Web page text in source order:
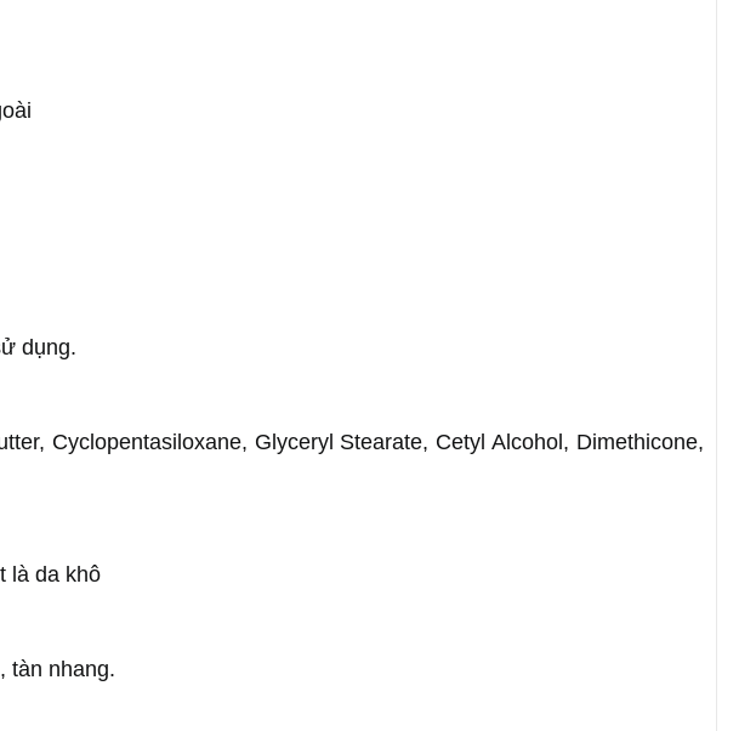
dụng.
Cyclopentasiloxane, Glyceryl Stearate, Cetyl Alcohol, Dimethicone,
là da khô
tàn nhang.